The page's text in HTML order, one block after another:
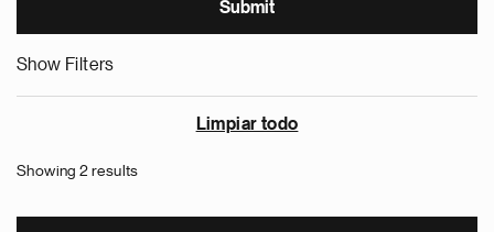
Show Filters
Limpiar todo
Showing 2 results